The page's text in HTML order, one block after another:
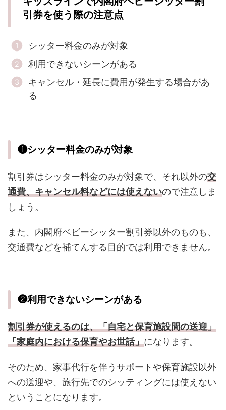
引券を使う際の注意点
シッター料金のみが対象
利用できないシーンがある
キャンセル・延長に費用が発生する場合があ
る
❶シッター料金のみが対象
割引券はシッター料金のみが対象で、それ以外の交
通費、キャンセル料などには使えないので注意しま
しょう。
また、内閣府ベビーシッター割引券以外のものも、
交通費などを補てんする目的では利用できません。
❷利用できないシーンがある
割引券が使えるのは、「自宅と保育施設間の送迎」
「家庭内における保育やお世話」になります。
そのため、家事代行を伴うサポートや保育施設以外
への送迎や、旅行先でのシッティングには使えない
ということになります。